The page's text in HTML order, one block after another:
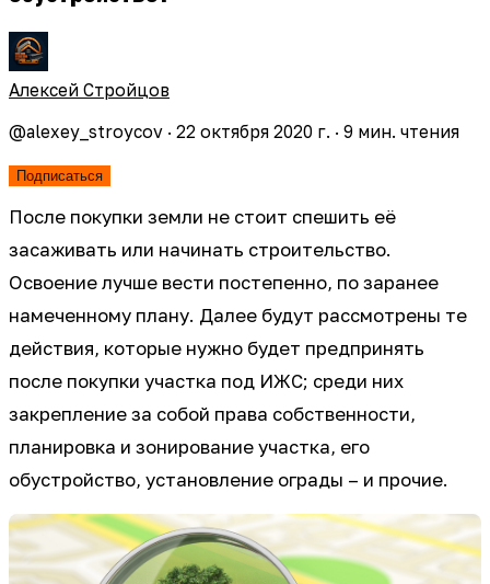
Алексей Стройцов
@alexey_stroycov · 22 октября 2020 г. · 9 мин. чтения
Подписаться
После покупки земли не стоит спешить её
засаживать или начинать строительство.
Освоение лучше вести постепенно, по заранее
намеченному плану. Далее будут рассмотрены те
действия, которые нужно будет предпринять
после покупки участка под ИЖС; среди них
закрепление за собой права собственности,
планировка и зонирование участка, его
обустройство, установление ограды – и прочие.